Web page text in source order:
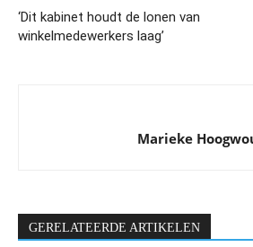
‘Dit kabinet houdt de lonen van
winkelmedewerkers laag’
Marieke
GERELATEERDE ARTIKELEN